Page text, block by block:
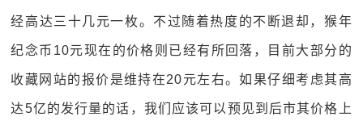
经高达三十几元一枚。不过随着热度的不断退却，猴年
纪念币10元现在的价格则已经有所回落，目前大部分的
收藏网站的报价是维持在20元左右。如果仔细考虑其高
达5亿的发行量的话，我们应该可以预见到后市其价格上